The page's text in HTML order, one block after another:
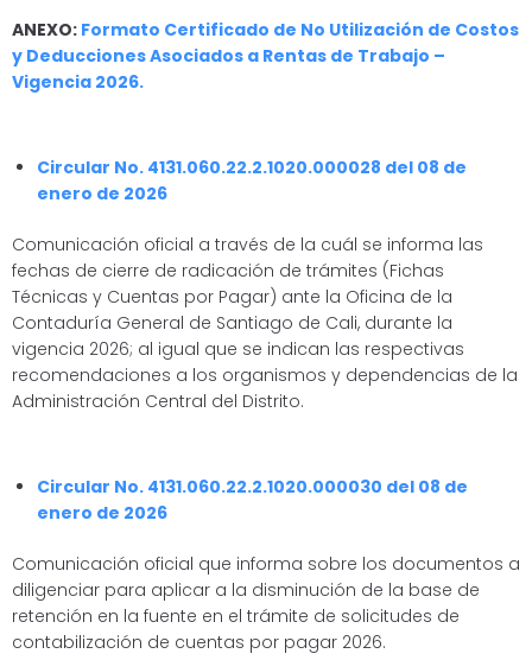
ANEXO: Formato Certificado de No Utilización de Costos
y Deducciones Asociados a Rentas de Trabajo –
Vigencia 2026.
Circular No. 4131.060.22.2.1020.000028 del 08 de
enero de 2026
Comunicación oficial a través de la cuál se informa las
fechas de cierre de radicación de trámites (Fichas
Técnicas y Cuentas por Pagar) ante la Oficina de la
Contaduría General de Santiago de Cali, durante la
vigencia 2026; al igual que se indican las respectivas
recomendaciones a los organismos y dependencias de la
Administración Central del Distrito.
Circular No. 4131.060.22.2.1020.000030 del 08 de
enero de 2026
Comunicación oficial que informa sobre los documentos a
diligenciar para aplicar a la disminución de la base de
retención en la fuente en el trámite de solicitudes de
contabilización de cuentas por pagar 2026.